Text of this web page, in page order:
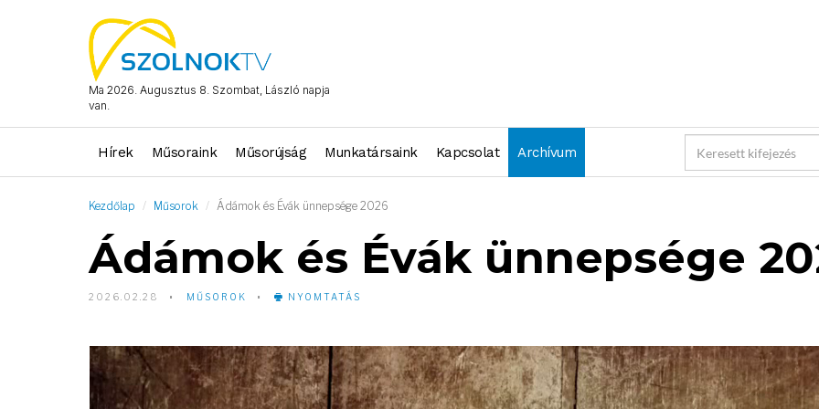
Ma 2026. Augusztus 8. Szombat, László napja
van.
Hírek Műsoraink Műsorújság Munkatársaink Kapcsolat Archívum
Kezdőlap Műsorok Ádámok és Évák ünnepsége 2026
Ádámok és Évák ünnepsége
2026.02.28 MŰSOROK NYOMTATÁS
Video
Player